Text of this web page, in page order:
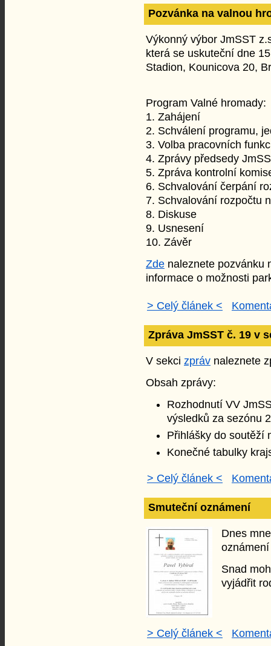
Pozvánka na valnou
Výkonný výbor JmSST
která se uskuteční dne
Stadion, Kounicova 20,
Program Valné hromady:
1. Zahájení
2. Schválení programu,
3. Volba pracovních
4. Zprávy předsedy
5. Zpráva kontrolní
6. Schvalování čerpání
7. Schvalování rozpočtu
8. Diskuse
9. Usnesení
10. Závěr
Zde naleznete pozvánku
informace o možnosti
> Celý článek <
Zpráva JmSST č. 19 v
V sekci zpráv naleznete
Obsah zprávy:
Rozhodnutí VV
výsledků za sezónu
Přihlášky do soutěží
Konečné tabulky
> Celý článek <
Smuteční oznámení
Dnes
Snad
vyjádřit
> Celý článek <